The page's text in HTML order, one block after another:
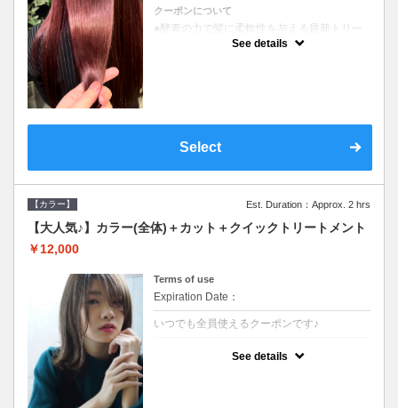
クーポンについて
●酵素の力で髪に柔軟性を与える最新トリー
トメント●ＳＢ込●長さ料金あり《こちらのク
See details
Select
【カラー】 Est. Duration：Approx. 2 hrs
【大人気♪】カラー(全体)＋カット＋クイックトリートメント
￥12,000
Terms of use
Expiration Date：
いつでも全員使えるクーポンです♪
See details